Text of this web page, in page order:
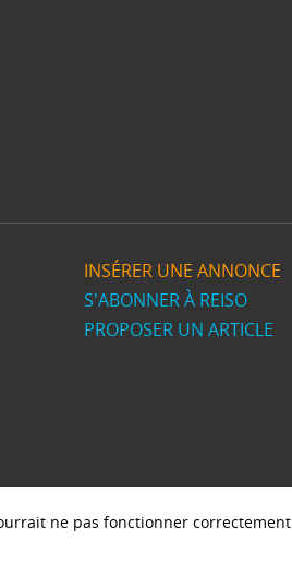
INSÉRER UNE ANNONCE
S'ABONNER À REISO
PROPOSER UN ARTICLE
ne pas fonctionner correctement.